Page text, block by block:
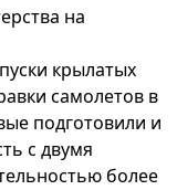
на
крылатых
самолетов в
подготовили и
с двумя
более